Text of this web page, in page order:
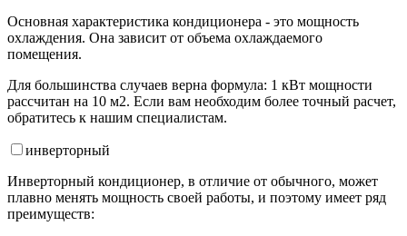
Основная характеристика кондиционера - это мощность
охлаждения. Она зависит от объема охлаждаемого
помещения.
Для большинства случаев верна формула: 1 кВт мощности
рассчитан на 10 м2. Если вам необходим более точный расчет,
обратитесь к нашим специалистам.
инверторный
Инверторный кондиционер, в отличие от обычного, может
плавно менять мощность своей работы, и поэтому имеет ряд
преимуществ: